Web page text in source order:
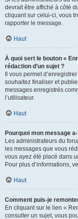
devrait être affiché à côté
cliquant sur celui-ci, vous
rapporter le message.
Haut
À quoi sert le bouton «
rédaction d’un sujet ?
Il vous permet
souhaitez finaliser et
messages enregistrés
l’utilisateur.
Haut
Pourquoi mon message
Les administrateurs du
les messages que vous
vous ayez été placé dans
Pour plus d’informations,
Haut
Comment puis-je
En cliquant sur le lien «
consulter un sujet, vous